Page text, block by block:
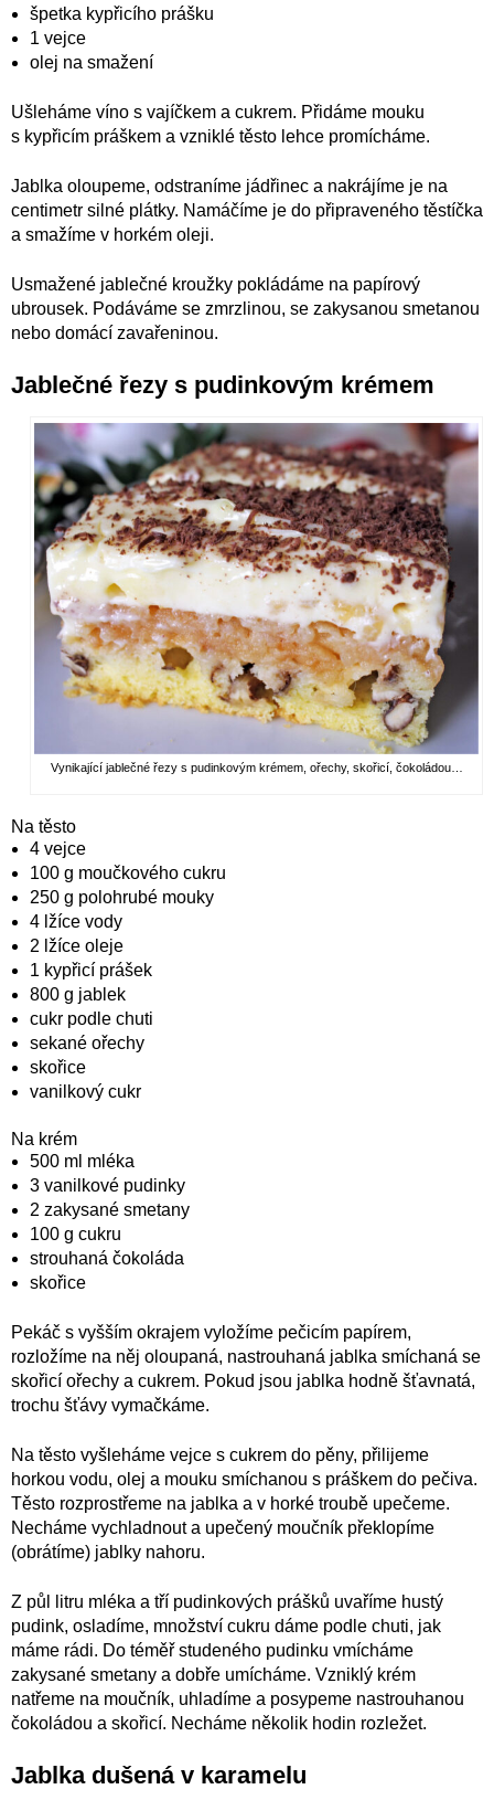
špetka kypřicího prášku
1 vejce
olej na smažení
Ušleháme víno s vajíčkem a cukrem. Přidáme mouku
s kypřicím práškem a vzniklé těsto lehce promícháme.
Jablka oloupeme, odstraníme jádřinec a nakrájíme je na
centimetr silné plátky. Namáčíme je do připraveného těstíčka
a smažíme v horkém oleji.
Usmažené jablečné kroužky pokládáme na papírový
ubrousek. Podáváme se zmrzlinou, se zakysanou smetanou
nebo domácí zavařeninou.
Jablečné řezy s pudinkovým krémem
Vynikající jablečné řezy s pudinkovým krémem, ořechy, skořicí, čokoládou…
Na těsto
4 vejce
100 g moučkového cukru
250 g polohrubé mouky
4 lžíce vody
2 lžíce oleje
1 kypřicí prášek
800 g jablek
cukr podle chuti
sekané ořechy
skořice
vanilkový cukr
Na krém
500 ml mléka
3 vanilkové pudinky
2 zakysané smetany
100 g cukru
strouhaná čokoláda
skořice
Pekáč s vyšším okrajem vyložíme pečicím papírem,
rozložíme na něj oloupaná, nastrouhaná jablka smíchaná se
skořicí ořechy a cukrem. Pokud jsou jablka hodně šťavnatá,
trochu šťávy vymačkáme.
Na těsto vyšleháme vejce s cukrem do pěny, přilijeme
horkou vodu, olej a mouku smíchanou s práškem do pečiva.
Těsto rozprostřeme na jablka a v horké troubě upečeme.
Necháme vychladnout a upečený moučník překlopíme
(obrátíme) jablky nahoru.
Z půl litru mléka a tří pudinkových prášků uvaříme hustý
pudink, osladíme, množství cukru dáme podle chuti, jak
máme rádi. Do téměř studeného pudinku vmícháme
zakysané smetany a dobře umícháme. Vzniklý krém
natřeme na moučník, uhladíme a posypeme nastrouhanou
čokoládou a skořicí. Necháme několik hodin rozležet.
Jablka dušená v karamelu